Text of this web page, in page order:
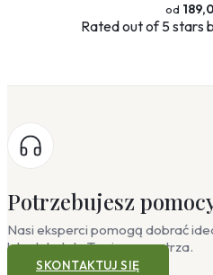
Ratedout of 5 stars
Potrzebujesz
Nasi eksperci pomogą dobrać
lub plakat do Twojego wnętrza.
SKONTAKTUJ SIĘ